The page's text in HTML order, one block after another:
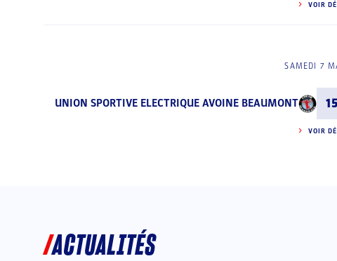
VOIR
SAMEDI 7
UNION SPORTIVE ELECTRIQUE AVOINE BEAUMONT 15
VOIR
ACTUALITÉS